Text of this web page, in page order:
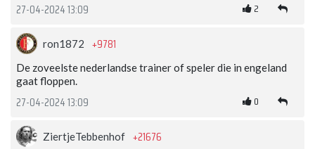
27-04-2024 13:09 2
ron1872 +9781
De zoveelste nederlandse trainer of speler die in engeland
gaat floppen.
27-04-2024 13:09 0
ZiertjeTebbenhof +21676